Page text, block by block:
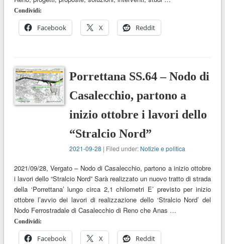
Condividi:
Facebook X Reddit
Porrettana SS.64 – Nodo di
Casalecchio, partono a
inizio ottobre i lavori dello
“Stralcio Nord”
2021-09-28 | Filed under: Notizie e politica
2021/09/28, Vergato – Nodo di Casalecchio, partono a inizio ottobre
i lavori dello “Stralcio Nord” Sarà realizzato un nuovo tratto di strada
della ‘Porrettana’ lungo circa 2,1 chilometri E’ previsto per inizio
ottobre l’avvio dei lavori di realizzazione dello ‘Stralcio Nord’ del
Nodo Ferrostradale di Casalecchio di Reno che Anas …
Condividi:
Facebook X Reddit